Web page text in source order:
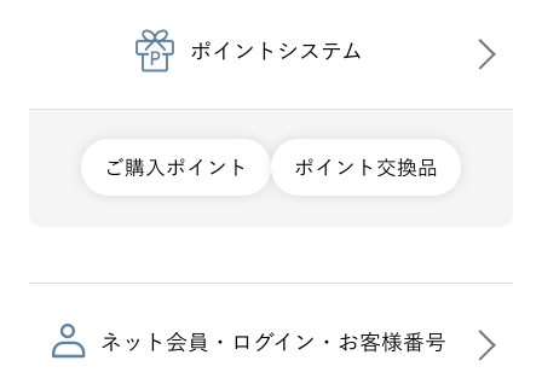
ポイントシステム
ご購入ポイント ポイント交換品
ネット会員・ログイン・お客様番号